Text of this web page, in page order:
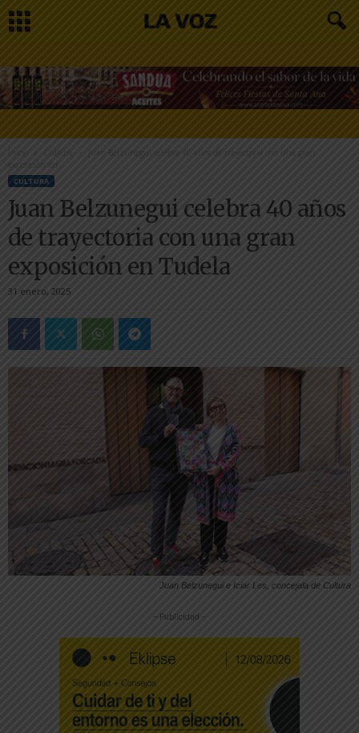
Inicio Cultura
Juan Belzunegui celebra 40 años de trayectoria con una gran
exposición en...
CULTURA
Juan Belzunegui celebra 40 años
de trayectoria con una gran
exposición en Tudela
31 enero, 2025
Juan Belzunegui e Iciar Les, concejala de Cultura
-- Publicidad --